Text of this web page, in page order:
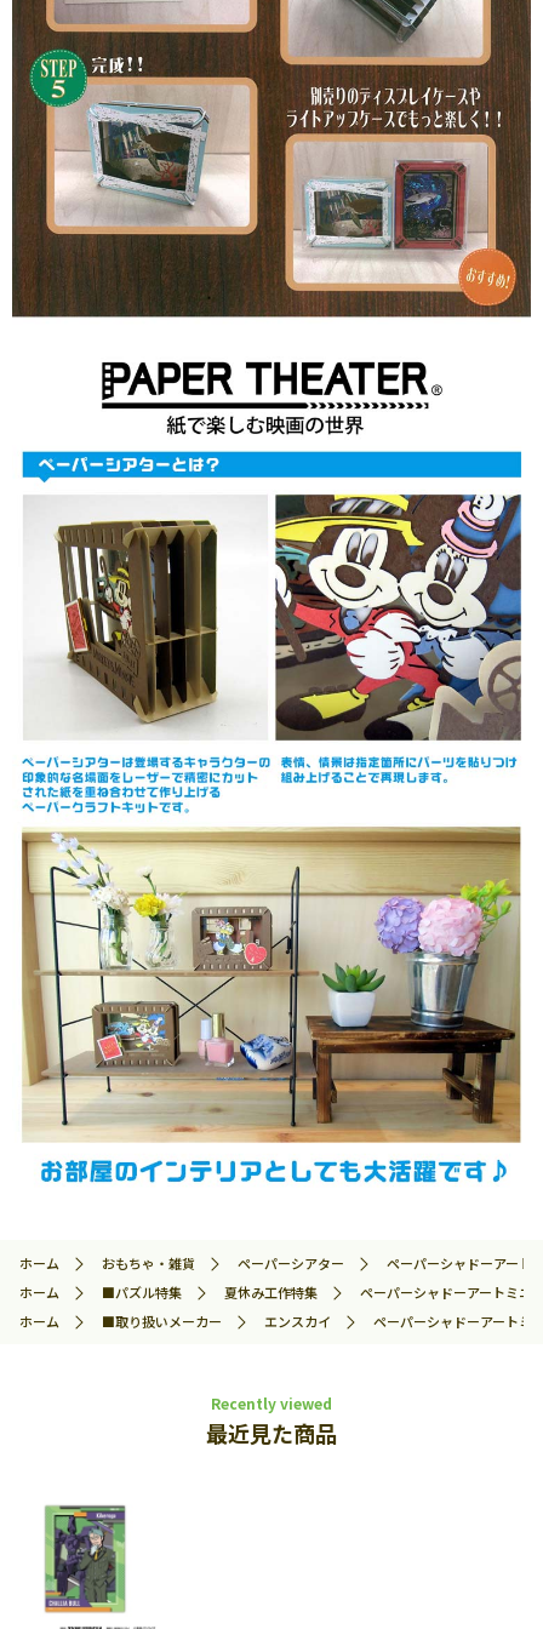
ホーム おもちゃ・雑貨 ペーパーシアター
ペーパーシャドーアー
ホーム
■パズル特集 夏休み工作特集
ペーパーシャドーアートミ
ホーム
■取り扱いメーカー エンスカイ ペーパーシャドーアート
Recently viewed
最近見た商品